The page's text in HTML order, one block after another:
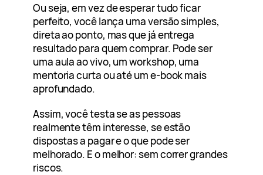
Ou seja, em vez de esperar tudo ficar
perfeito, você lança uma versão simples,
direta ao ponto, mas que já entrega
resultado para quem comprar. Pode ser
uma aula ao vivo, um workshop, uma
mentoria curta ou até um e-book mais
aprofundado.
Assim, você testa se as pessoas
realmente têm interesse, se estão
dispostas a pagar e o que pode ser
melhorado. E o melhor: sem correr grandes
riscos.